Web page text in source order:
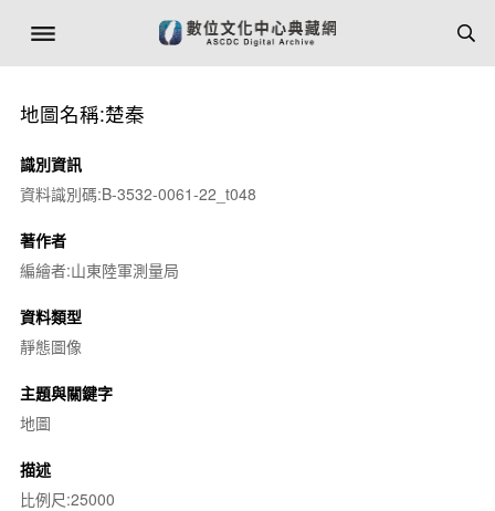
地圖名稱:楚秦
識別資訊
資料識別碼:B-3532-0061-22_t048
著作者
編繪者:山東陸軍測量局
資料類型
靜態圖像
主題與關鍵字
地圖
描述
比例尺:25000